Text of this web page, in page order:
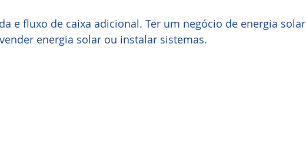
e fluxo de caixa adicional. Ter um negócio de energia solar
energia solar ou instalar sistemas.